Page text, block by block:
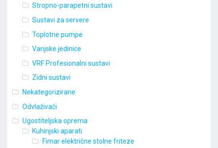
Stropno-parapetni sustavi
Sustavi za servere
Toplotne pumpe
Vanjske jedinice
VRF Profesionalni sustavi
Zidni sustavi
Nekategorizirane
Odvlaživači
Ugostiteljska oprema
Kuhinjski aparati
Fimar električne stolne friteze